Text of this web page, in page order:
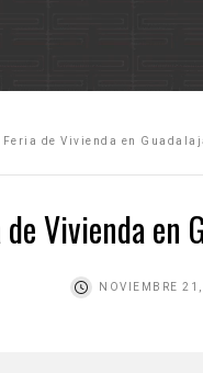
de Vivienda en
Vivienda en
NOVIEMBRE